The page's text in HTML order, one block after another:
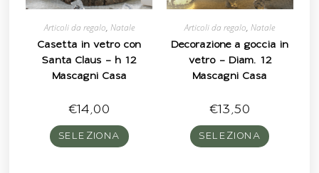
Articoli da regalo, Natale
Casetta in vetro con
Santa Claus – h 12
Mascagni Casa
€14,00
SELEZIONA
Articoli da regalo,Natale
Decorazione a goccia in
vetro – Diam. 12
Mascagni Casa
€13,50
SELEZIONA